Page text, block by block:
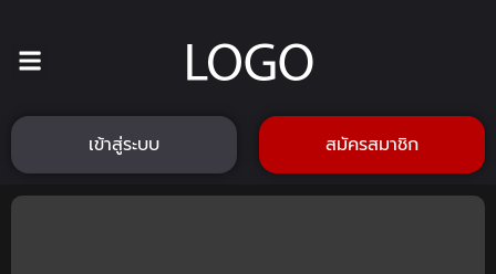
เข้าสู่ระบบ สมัครสมาชิก